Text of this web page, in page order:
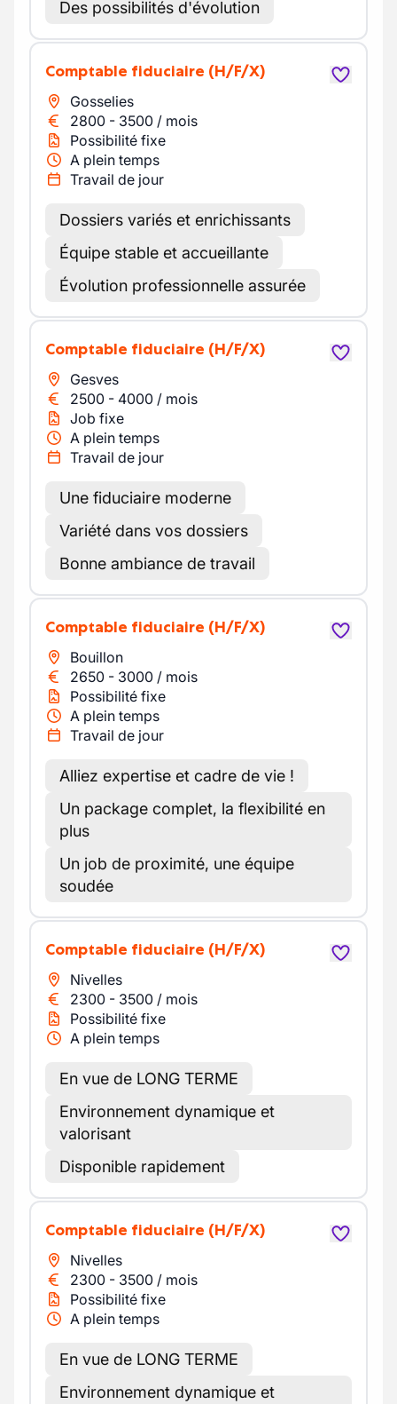
Des possibilités d'évolution
Comptable fiduciaire (H/F/X)
Gosselies
2800 - 3500 / mois
Possibilité fixe
A plein temps
Travail de jour
Dossiers variés et enrichissants
Équipe stable et accueillante
Évolution professionnelle assurée
Comptable fiduciaire (H/F/X)
Gesves
2500 - 4000 / mois
Job fixe
A plein temps
Travail de jour
Une fiduciaire moderne
Variété dans vos dossiers
Bonne ambiance de travail
Comptable fiduciaire (H/F/X)
Bouillon
2650 - 3000 / mois
Possibilité fixe
A plein temps
Travail de jour
Alliez expertise et cadre de vie !
Un package complet, la flexibilité en
plus
Un job de proximité, une équipe
soudée
Comptable fiduciaire (H/F/X)
Nivelles
2300 - 3500 / mois
Possibilité fixe
A plein temps
En vue de LONG TERME
Environnement dynamique et
valorisant
Disponible rapidement
Comptable fiduciaire (H/F/X)
Nivelles
2300 - 3500 / mois
Possibilité fixe
A plein temps
En vue de LONG TERME
Environnement dynamique et